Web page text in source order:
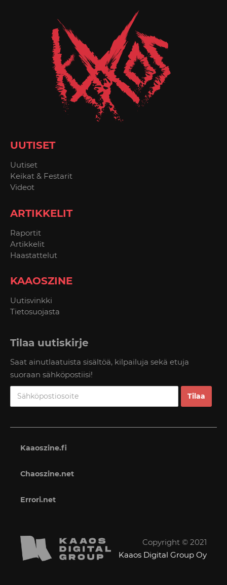
UUTISET
Uutiset
Keikat & Festarit
Videot
ARTIKKELIT
Raportit
Artikkelit
Haastattelut
KAAOSZINE
Uutisvinkki
Tietosuojasta
Tilaa uutiskirje
Saat ainutlaatuista sisältöä, kilpailuja sekä etuja
suoraan sähköpostiisi!
Kaaoszine.fi
Chaoszine.net
Errori.net
Copyright © 2021
Kaaos Digital Group Oy